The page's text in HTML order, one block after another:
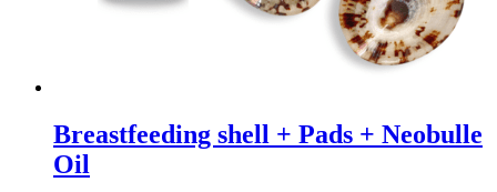
Breastfeeding shell + Pads + Neobulle
Oil